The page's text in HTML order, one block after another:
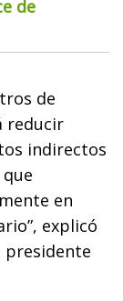
de
de
reducir
indirectos
en
explicó
presidente